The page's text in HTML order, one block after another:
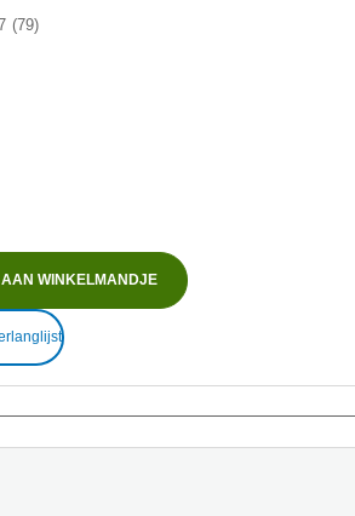
(79)
AAN WINKELMANDJE